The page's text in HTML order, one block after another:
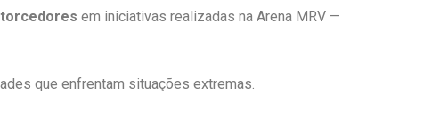
em iniciativas realizadas na Arena MRV —
que enfrentam situações extremas.